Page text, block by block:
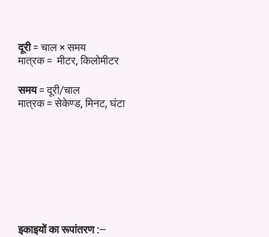
दूरी= चाल × समय
मात्रक = मीटर, किलोमीटर
समय= दूरी/चाल
मात्रक = सेकेण्ड, मिनट, घंटा
इकाइयों का रूपांतरण :–